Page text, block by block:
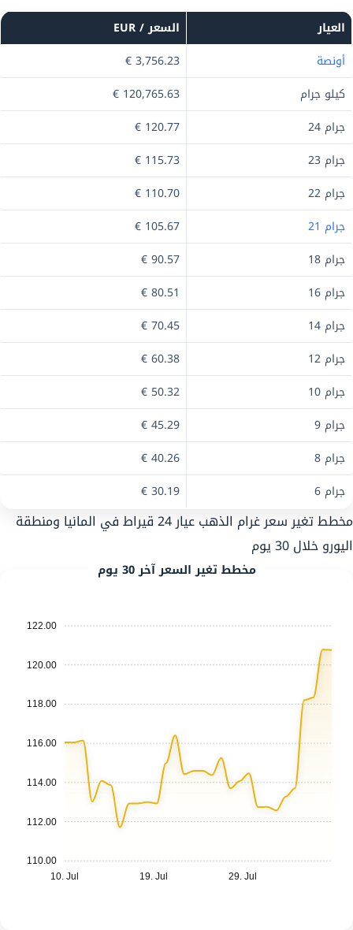
العيار
السعر / EUR
أونصة
3,756.23 €
كيلو جرام
120,765.63 €
جرام 24
120.77 €
جرام 23
115.73 €
جرام 22
110.70 €
جرام 21
105.67 €
جرام 18
90.57 €
جرام 16
80.51 €
جرام 14
70.45 €
جرام 12
60.38 €
جرام 10
50.32 €
جرام 9
45.29 €
جرام 8
40.26 €
جرام 6
30.19 €
مخطط تغير سعر غرام الذهب عيار 24 قيراط في المانيا ومنطقة
اليورو خلال 30 يوم
مخطط تغير السعر آخر 30 يوم
122.00
120.00
118.00
116.00
114.00
112.00
110.00
10. Jul
19. Jul 29. Jul